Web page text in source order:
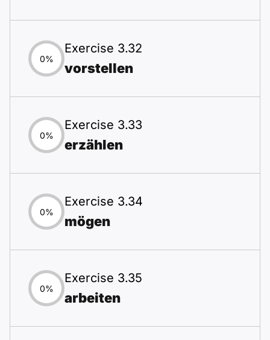
0%
Exercise 3.32
vorstellen
0%
Exercise 3.33
erzählen
0%
Exercise 3.34
mögen
0%
Exercise 3.35
arbeiten